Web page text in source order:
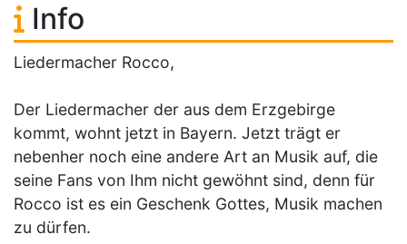
Info
Liedermacher Rocco,
Der Liedermacher der aus dem Erzgebirge
kommt, wohnt jetzt in Bayern. Jetzt trägt er
nebenher noch eine andere Art an Musik auf, die
seine Fans von Ihm nicht gewöhnt sind, denn für
Rocco ist es ein Geschenk Gottes, Musik machen
zu dürfen.